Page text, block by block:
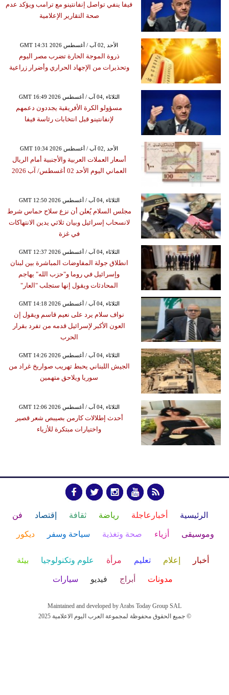
فيفا ينفي تواصل إنفانتينو مع ترامب ويؤكد عدم
صحة التقارير الإعلامية
GMT 14:31 2026 الأحد ,02 آب / أغسطس
ذروة الموجة الحارة تضرب مصر اليوم
وتحذيرات من الإجهاد الحراري وأضرار زراعية
GMT 16:49 2026 الثلاثاء ,04 آب / أغسطس
مسؤولو الكرة الأفريقية يجددون دعمهم
لإنفانتينو قبل انتخابات رئاسة فيفا
GMT 10:34 2026 الأحد ,02 آب / أغسطس
أسعار العملات العربية والأجنبية أمام الريال
العماني اليوم الأحد 02 أغسطس/ آب 2026
GMT 12:50 2026 الثلاثاء ,04 آب / أغسطس
مجلس السلام يُعلن أن نزع سلاح حماس شرط
لانسحاب إسرائيل وبيان ثلاثي يدين الانتهاكات
في غزة
GMT 12:37 2026 الثلاثاء ,04 آب / أغسطس
انطلاق جولة المفاوضات المباشرة بين لبنان
وإسرائيل في روما و"حزب الله" يهاجم
المحادثات ويقول إنها ستجلب "العار"
GMT 14:18 2026 الثلاثاء ,04 آب / أغسطس
نواف سلام يرد على نعيم قاسم ويقول إن
العون الأكبر لإسرائيل قدمه من تفرد بقرار
الحرب
GMT 14:26 2026 الثلاثاء ,04 آب / أغسطس
الجيش اللبناني يحبط تهريب صواريخ غراد من
سوريا ويلاحق متهمين
GMT 12:06 2026 الثلاثاء ,04 آب / أغسطس
أحدث إطلالات كارمن بصيبص شعر قصير
واختيارات مبتكرة للأزياء
الرئيسية أخبارعاجلة رياضة ثقافة إقتصاد فن
وموسيقى أزياء صحة وتغذية سياحة وسفر ديكور
أخبار إعلام تعليم مرأة علوم وتكنولوجيا بيئة
مدونات أبراج فيديو سيارات
Maintained and developed by Arabs Today Group SAL
جميع الحقوق محفوظة لمجموعة العرب اليوم الاعلامية 2025 ©